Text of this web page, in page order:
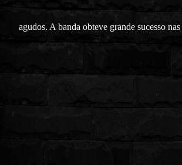
agudos. A banda obteve grande sucesso